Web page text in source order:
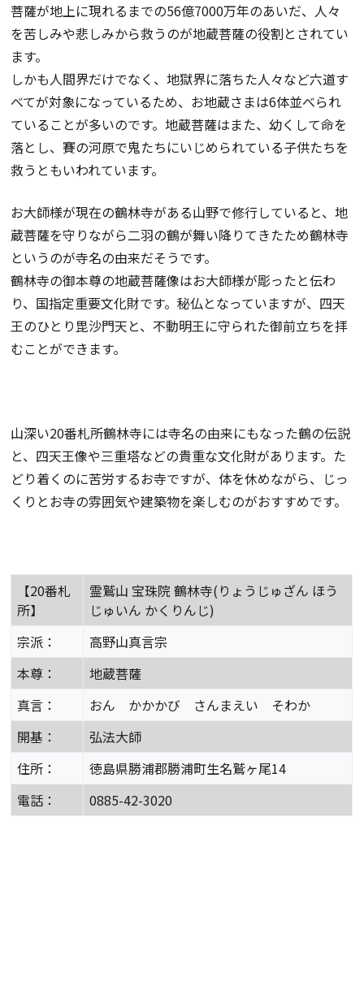
菩薩が地上に現れるまでの56億7000万年のあいだ、人々
を苦しみや悲しみから救うのが地蔵菩薩の役割とされてい
ます。
しかも人間界だけでなく、地獄界に落ちた人々など六道す
べてが対象になっているため、お地蔵さまは6体並べられ
ていることが多いのです。地蔵菩薩はまた、幼くして命を
落とし、賽の河原で鬼たちにいじめられている子供たちを
救うともいわれています。
お大師様が現在の鶴林寺がある山野で修行していると、地
蔵菩薩を守りながら二羽の鶴が舞い降りてきたため鶴林寺
というのが寺名の由来だそうです。
鶴林寺の御本尊の地蔵菩薩像はお大師様が彫ったと伝わ
り、国指定重要文化財です。秘仏となっていますが、四天
王のひとり毘沙門天と、不動明王に守られた御前立ちを拝
むことができます。
山深い20番札所鶴林寺には寺名の由来にもなった鶴の伝説
と、四天王像や三重塔などの貴重な文化財があります。た
どり着くのに苦労するお寺ですが、体を休めながら、じっ
くりとお寺の雰囲気や建築物を楽しむのがおすすめです。
【20番札
所】
霊鷲山 宝珠院 鶴林寺(りょうじゅざん ほう
じゅいん かくりんじ)
宗派：
高野山真言宗
本尊：
地蔵菩薩
真言：
おん かかかび さんまえい そわか
開基：
弘法大師
住所：
徳島県勝浦郡勝浦町生名鷲ヶ尾14
電話：
0885-42-3020